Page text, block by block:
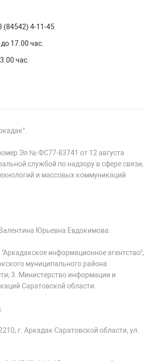
(84542) 4-11-45
17.00 час.
час.
Эл № ФС77-83741 от 12 августа
службой по надзору в сфере связи,
и массовых коммуникаций
Юрьевна Евдокимова.
информационное агентство";
муниципального района
3. Министерство информации и
Саратовской области.
г. Аркадак Саратовской области, ул.